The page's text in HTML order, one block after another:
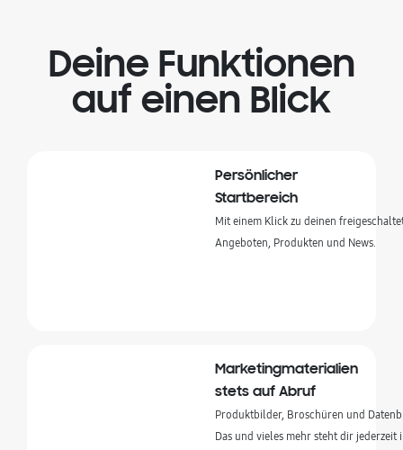
Deine Funktionen
auf einen Blick
Persönlicher
Startbereich
Mit einem Klick zu deinen
Angeboten, Produkten und News.
Marketingmaterialien
stets auf Abruf
Produktbilder, Broschüren und
Das und vieles mehr steht dir jederzeit